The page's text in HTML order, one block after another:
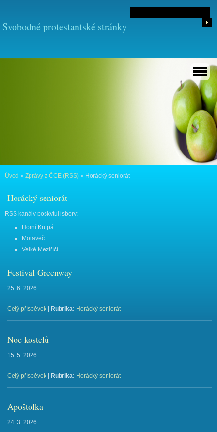
Svobodné protestantské stránky
Úvod » Zprávy z ČCE (RSS) » Horácký seniorát
Horácký seniorát
RSS kanály poskytují sbory:
Horní Krupá
Moraveč
Velké Meziříčí
Festival Greenway
25. 6. 2026
Celý příspěvek Rubrika: Horácký seniorát
Noc kostelů
15. 5. 2026
Celý příspěvek Rubrika: Horácký seniorát
Apoštolka
24. 3. 2026